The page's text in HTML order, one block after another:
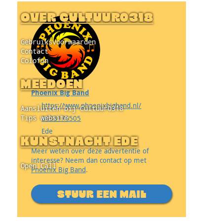
OVER CULTUUR0318
Gebruiksvoorwaarden
Contact
Colofon
MEEDOEN
Aansluiten bij Cultuur0318
Tips website
KUNSTNACHT EDE
Open Call
Phoenix Big Band
https://www.phoenixbigband.nl/
0633176505
Ede
Meer weten over deze advertentie of
interesse? Neem dan contact op met
Phoenix Big Band.
STUUR EEN MAIL